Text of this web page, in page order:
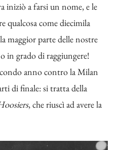
iniziò a farsi un nome, e le
qualcosa come diecimila
maggior parte delle nostre
in grado di raggiungere!
anno contro la Milan
di finale: si tratta della
, che riuscì ad avere la